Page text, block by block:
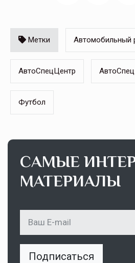
Метки Автомобильный
АвтоСпецЦентр
Футбол
САМЫЕ
МАТЕРИАЛЫ
Подписаться